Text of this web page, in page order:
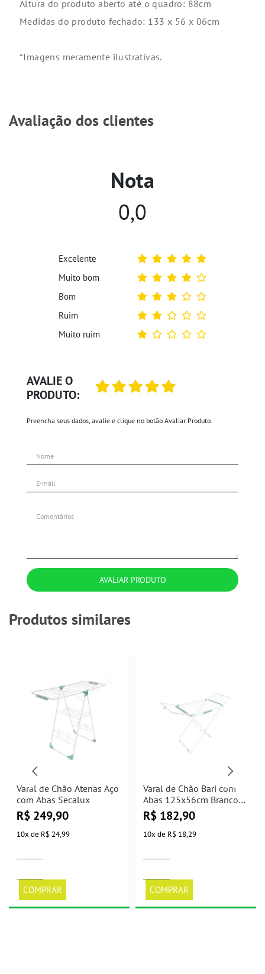
Altura do produto aberto até o quadro: 88cm
Medidas do produto fechado: 133 x 56 x 06cm
*Imagens meramente ilustrativas.
Avaliação dos clientes
AVALIE O
PRODUTO:
Preencha seus dados, avalie e clique no botão Avaliar Produto.
AVALIAR PRODUTO
Nota
0,0
Excelente
Muito bom
Bom
Ruim
Muito ruim
Produtos similares
Varal de Chão Atenas Aço
com Abas Secalux
R$ 249,90
10x de R$ 24,99
COMPRAR
Varal de Chão Bari com
Abas 125x56cm Branco
Secalux
R$ 182,90
10x de R$ 18,29
COMPRAR